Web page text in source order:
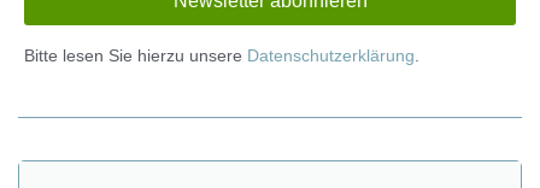
Bitte lesen Sie hierzu unsere Datenschutzerklärung.